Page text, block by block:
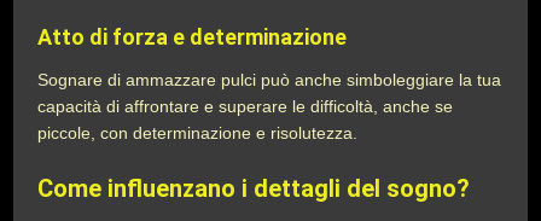
Atto di forza e determinazione
Sognare di ammazzare pulci può anche simboleggiare la tua
capacità di affrontare e superare le difficoltà, anche se
piccole, con determinazione e risolutezza.
Come influenzano i dettagli del sogno?